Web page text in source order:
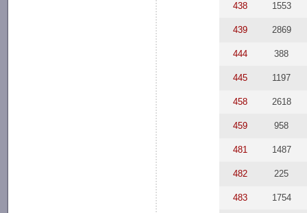
438 1553
439 2869
444 388
445 1197
458 2618
459 958
481 1487
482 225
483 1754